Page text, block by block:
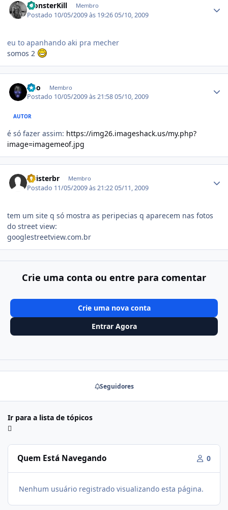
MonsterKill Membro
Postado 10/05/2009 às 19:2605/10, 2009
eu to apanhando aki pra mecher
somos 2
kdo Membro
Postado 10/05/2009 às 21:5805/10, 2009
AUTOR
é só fazer assim: https://img26.imageshack.us/my.php?
image=imagemeof.jpg
twisterbr Membro
Postado 11/05/2009 às 21:2205/11, 2009
tem um site q só mostra as peripecias q aparecem nas fotos
do street view:
googlestreetview.com.br
Crie uma conta ou entre para comentar
Crie uma nova conta
Entrar Agora
Seguidores
Ir para a lista de tópicos
Quem Está Navegando 0
Nenhum usuário registrado visualizando esta página.